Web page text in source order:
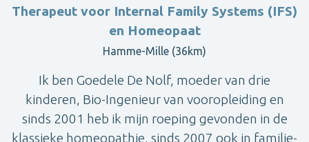
Therapeut voor Internal Family Systems (IFS)
en Homeopaat
Hamme-Mille (36km)
Ik ben Goedele De Nolf, moeder van drie
kinderen, Bio-Ingenieur van vooropleiding en
sinds 2001 heb ik mijn roeping gevonden in de
klassieke homeopathie, sinds 2007 ook in familie-